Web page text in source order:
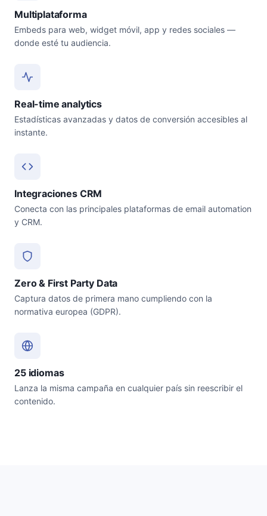
Multiplataforma
Embeds para web, widget móvil, app y redes sociales —
donde esté tu audiencia.
Real-time analytics
Estadísticas avanzadas y datos de conversión accesibles al
instante.
Integraciones CRM
Conecta con las principales plataformas de email automation
y CRM.
Zero & First Party Data
Captura datos de primera mano cumpliendo con la
normativa europea (GDPR).
25 idiomas
Lanza la misma campaña en cualquier país sin reescribir el
contenido.